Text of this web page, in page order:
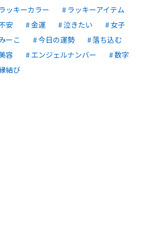
ラッキーカラー
ラッキーアイテム
安
金運 泣きたい
女子
ーこ
今日の運勢
落ち込む
容
エンジェルナンバー
数字
結び